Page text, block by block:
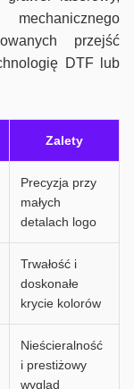
przejść
DTF lub
Zalety
Precyzja przy
małych
detalach logo
Trwałość i
doskonałe
krycie kolorów
Nieścieralność
i prestiżowy
wygląd